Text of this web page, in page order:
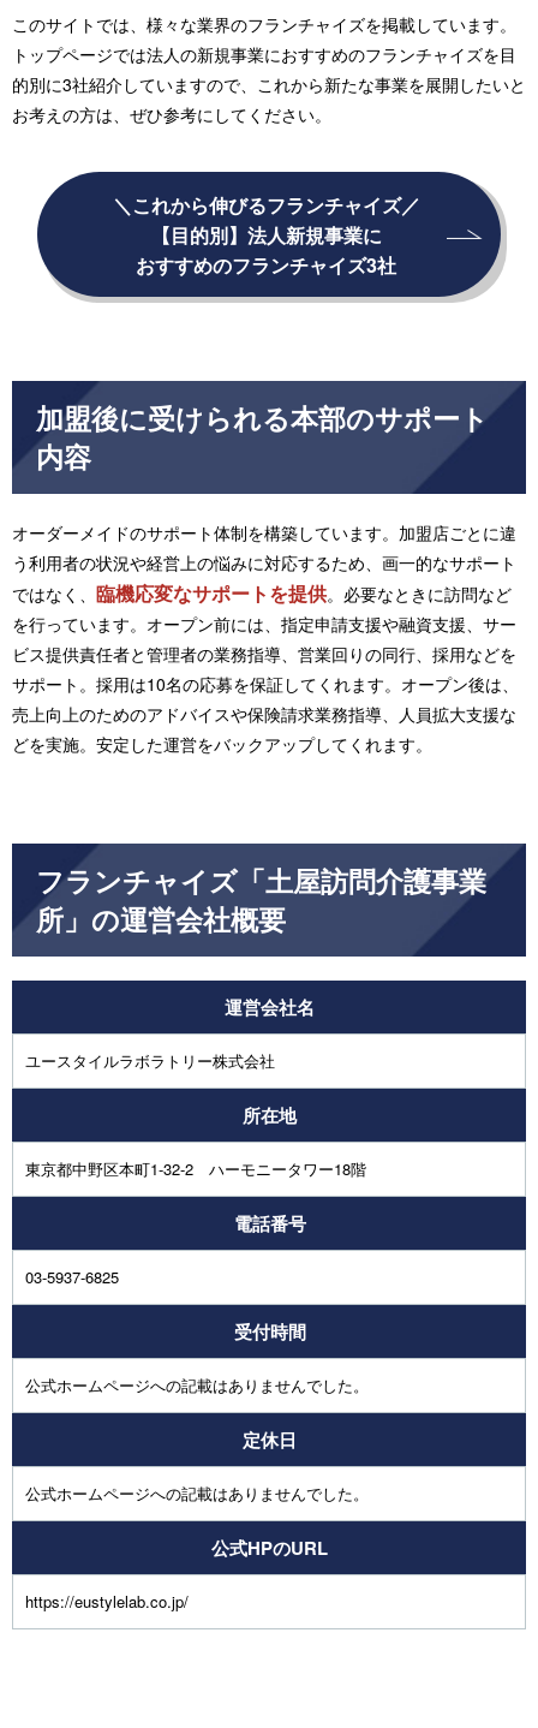
このサイトでは、様々な業界のフランチャイズを掲載しています。
トップページでは法人の新規事業におすすめのフランチャイズを目
的別に3社紹介していますので、これから新たな事業を展開したいと
お考えの方は、ぜひ参考にしてください。
＼これから伸びるフランチャイズ／
【目的別】法人新規事業に
おすすめのフランチャイズ3社
加盟後に受けられる本部のサポート
内容
オーダーメイドのサポート体制を構築しています。加盟店ごとに違
う利用者の状況や経営上の悩みに対応するため、画一的なサポート
ではなく、 臨機応変なサポートを提供。必要なときに訪問など
を行っています。オープン前には、指定申請支援や融資支援、サー
ビス提供責任者と管理者の業務指導、営業回りの同行、採用などを
サポート。採用は10名の応募を保証してくれます。オープン後は、
売上向上のためのアドバイスや保険請求業務指導、人員拡大支援な
どを実施。安定した運営をバックアップしてくれます。
フランチャイズ「土屋訪問介護事業
所」の運営会社概要
運営会社名
ユースタイルラボラトリー株式会社
所在地
東京都中野区本町1-32-2 ハーモニータワー18階
電話番号
03-5937-6825
受付時間
公式ホームページへの記載はありませんでした。
定休日
公式ホームページへの記載はありませんでした。
公式HPのURL
https://eustylelab.co.jp/